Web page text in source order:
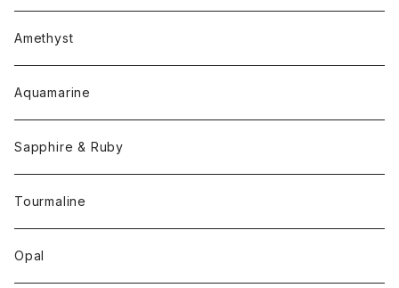
Amethyst
Aquamarine
Sapphire & Ruby
Tourmaline
Opal